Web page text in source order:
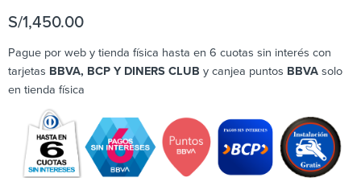
S/1,450.00
Pague por web y tienda física hasta en 6 cuotas sin interés con
tarjetas BBVA, BCP Y DINERS CLUB y canjea puntos BBVA solo
en tienda física